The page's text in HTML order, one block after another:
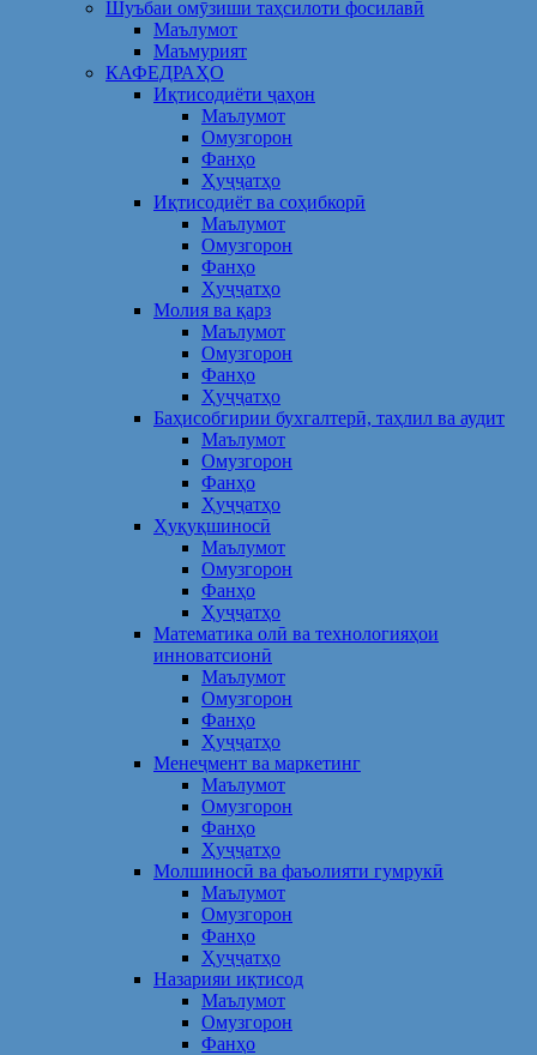
Шуъбаи омӯзиши таҳсилоти фосилавӣ
Маълумот
Маъмурият
КАФЕДРАҲО
Иқтисодиёти ҷаҳон
Маълумот
Омузгорон
Фанҳо
Ҳуҷҷатҳо
Иқтисодиёт ва соҳибкорӣ
Маълумот
Омузгорон
Фанҳо
Ҳуҷҷатҳо
Молия ва қарз
Маълумот
Омузгорон
Фанҳо
Ҳуҷҷатҳо
Баҳисобгирии бухгалтерӣ, таҳлил ва аудит
Маълумот
Омузгорон
Фанҳо
Ҳуҷҷатҳо
Ҳуқуқшиносӣ
Маълумот
Омузгорон
Фанҳо
Ҳуҷҷатҳо
Математика олӣ ва технологияҳои
инноватсионӣ
Маълумот
Омузгорон
Фанҳо
Ҳуҷҷатҳо
Менеҷмент ва маркетинг
Маълумот
Омузгорон
Фанҳо
Ҳуҷҷатҳо
Молшиносӣ ва фаъолияти гумрукӣ
Маълумот
Омузгорон
Фанҳо
Ҳуҷҷатҳо
Назарияи иқтисод
Маълумот
Омузгорон
Фанҳо